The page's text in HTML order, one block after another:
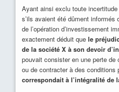
Ayant ainsi exclu toute
s’ils avaient été dûment
de l’opération d’investissement
exactement déduit que le
de la société X à son devoir
pouvait consister en une perte
ou de contracter à des conditions
correspondait à l’intégralité de